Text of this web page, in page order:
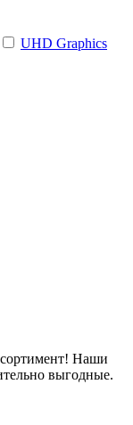
UHD Graphics
Наши
выгодные.